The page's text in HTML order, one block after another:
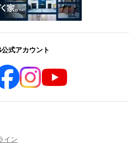
公式アカウント
イン